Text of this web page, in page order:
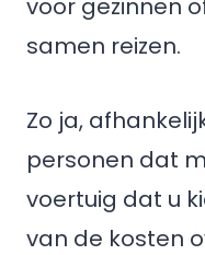
samen reizen.
Zo ja,
personen dat
voertuig dat u
van de kosten